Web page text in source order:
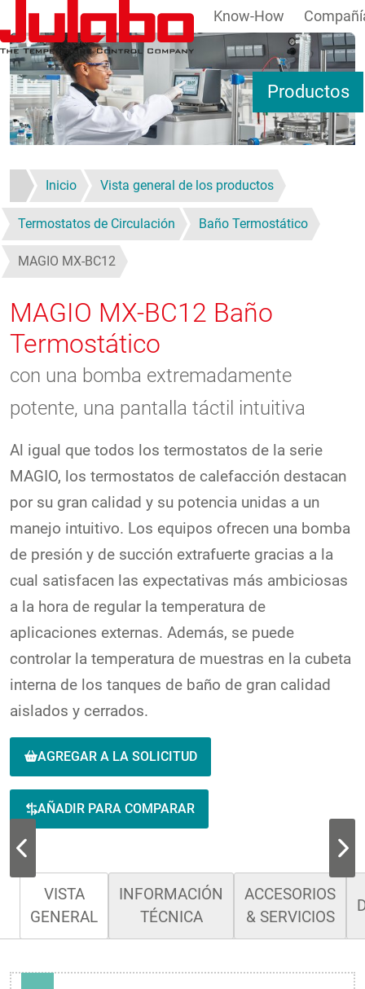
Pasar al contenido principal
Productos
Know-How
Inicio Vista general de los productos
Termostatos de Circulación Baño Termostático
MAGIO MX-BC12
MAGIO MX-BC12 Baño
Termostático
con una bomba extremadamente
potente, una pantalla táctil intuitiva
Al igual que todos los termostatos de la serie
MAGIO, los termostatos de calefacción destacan
por su gran calidad y su potencia unidas a un
manejo intuitivo. Los equipos ofrecen una bomba
de presión y de succión extrafuerte gracias a la
cual satisfacen las expectativas más ambiciosas
a la hora de regular la temperatura de
aplicaciones externas. Además, se puede
controlar la temperatura de muestras en la cubeta
interna de los tanques de baño de gran calidad
aislados y cerrados.
AGREGAR A LA SOLICITUD
AÑADIR PARA COMPARAR
VISTA
GENERAL
INFORMACIÓN
TÉCNICA
ACCESORIOS
& SERVICIOS